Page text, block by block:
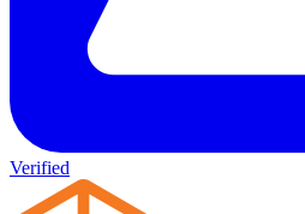
Verified